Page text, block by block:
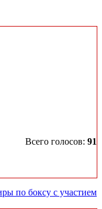
Всего голосов: 91
по боксу с участием